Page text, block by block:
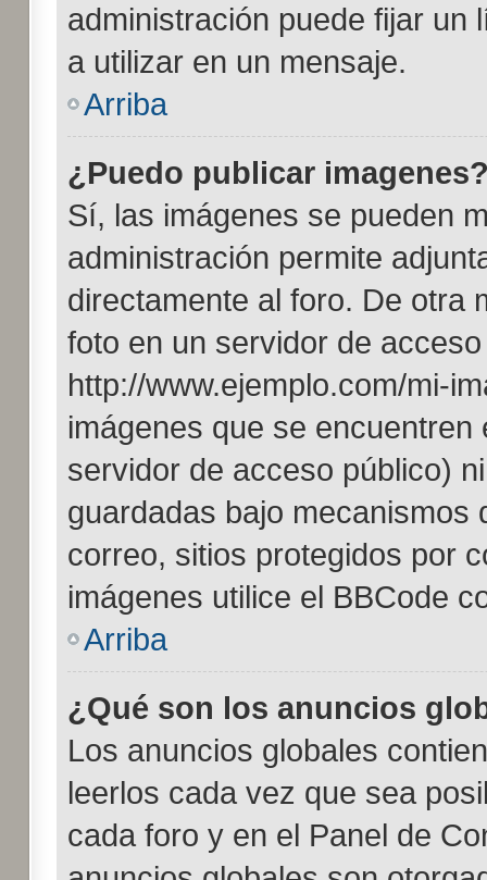
administración puede fijar un
a utilizar en un mensaje.
Arriba
¿Puedo publicar
Sí, las imágenes se pueden
administración permite
directamente al foro. De otra
foto en un servidor de
http://www.ejemplo.com/mi-
imágenes que se
servidor de acceso público)
guardadas bajo mecanismos
correo, sitios protegidos por
imágenes utilice el BBCode
Arriba
¿Qué son los anuncios
Los anuncios globales
leerlos cada vez que sea
cada foro y en el Panel de